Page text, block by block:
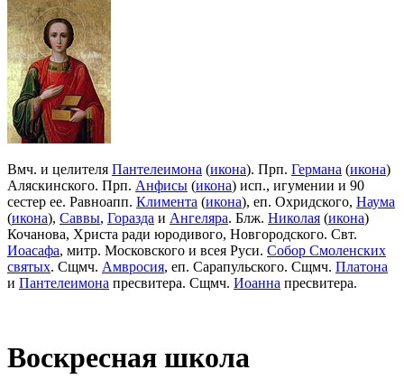
Вмч. и целителя Пантелеимона (икона). Прп. Германа (икона)
Аляскинского. Прп. Анфисы (икона) исп., игумении и 90
сестер ее. Равноапп. Климента (икона), еп. Охридского, Наума
(икона), Саввы, Горазда и Ангеляра. Блж. Николая (икона)
Кочанова, Христа ради юродивого, Новгородского. Свт.
Иоасафа, митр. Московского и всея Руси. Собор Смоленских
святых. Сщмч. Амвросия, еп. Сарапульского. Сщмч. Платона
и Пантелеимона пресвитера. Сщмч. Иоанна пресвитера.
Воскресная школа